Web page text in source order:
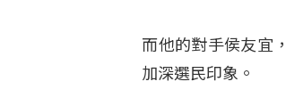
而他的對手侯友宜
加深選民印象。